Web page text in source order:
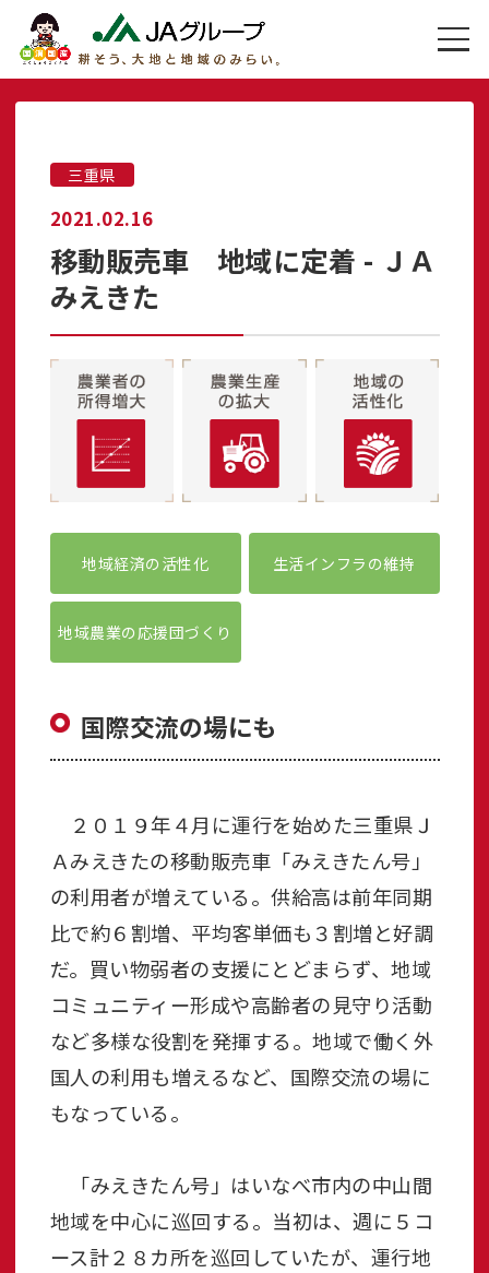
三重県
2021.02.16
移動販売車 地域に定着 - ＪＡ
みえきた
地域経済の活性化 生活インフラの維持
地域農業の応援団づくり
国際交流の場にも
２０１９年４月に運行を始めた三重県Ｊ
Ａみえきたの移動販売車「みえきたん号」
の利用者が増えている。供給高は前年同期
比で約６割増、平均客単価も３割増と好調
だ。買い物弱者の支援にとどまらず、地域
コミュニティー形成や高齢者の見守り活動
など多様な役割を発揮する。地域で働く外
国人の利用も増えるなど、国際交流の場に
もなっている。
「みえきたん号」はいなべ市内の中山間
地域を中心に巡回する。当初は、週に５コ
ース計２８カ所を巡回していたが、運行地